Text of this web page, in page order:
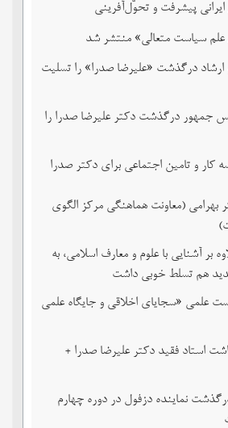
پیشرفت و تحوّل‌آفرینی
سیاست متعالی» منتشر شد
درگذشت «علیرضا صدرا» را تسلیت
جمهور درگذشت دکتر علیرضا صدرا را
کار و تامین اجتماعی برای دکتر صدرا
بهرامی (معاونت هماهنگی مرکز الگوی
بر آشنایی با علوم و معارف اسلامی، به
هم تسلط خوبی داشت
علمی «سجایای اخلاقی و جایگاه علمی
استاد فقید دکتر علیرضا صدرا +
نماینده دزفول در دوره چهارم